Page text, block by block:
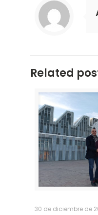
Related
30 de diciembre de